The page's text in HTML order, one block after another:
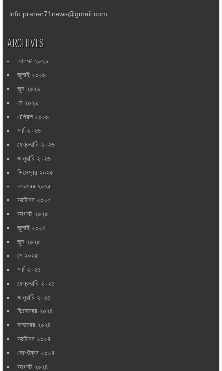
info.praner71news@gmail.com
ARCHIVES
আগস্ট ২০২৬
জুলাই ২০২৬
জুন ২০২৬
মে ২০২৬
এপ্রিল ২০২৬
মার্চ ২০২৬
ফেব্রুয়ারি ২০২৬
জানুয়ারি ২০২৬
ডিসেম্বর ২০২৫
নভেম্বর ২০২৫
অক্টোবর ২০২৫
আগস্ট ২০২৫
জুলাই ২০২৫
জুন ২০২৫
মে ২০২৫
মার্চ ২০২৫
ফেব্রুয়ারি ২০২৫
জানুয়ারি ২০২৫
ডিসেম্বর ২০২৪
নভেম্বর ২০২৪
অক্টোবর ২০২৪
সেপ্টেম্বর ২০২৪
আগস্ট ২০২৪